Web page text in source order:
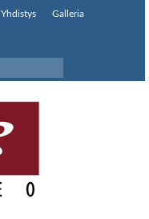
Yhdistys Galleria